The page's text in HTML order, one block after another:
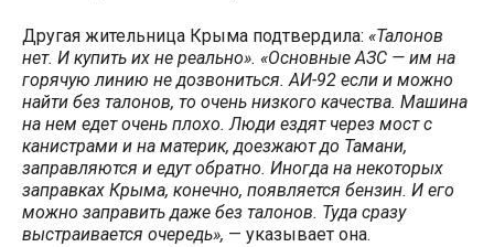
Другая жительница Крыма подтвердила: «Талонов
нет. И купить их не реально». «Основные АЗС — им на
горячую линию не дозвониться. АИ-92 если и можно
найти без талонов, то очень низкого качества. Машина
на нем едет очень плохо. Люди ездят через мост с
канистрами и на материк, доезжают до Тамани,
заправляются и едут обратно. Иногда на некоторых
заправках Крыма, конечно, появляется бензин. И его
можно заправить даже без талонов. Туда сразу
выстраивается очередь», — указывает она.